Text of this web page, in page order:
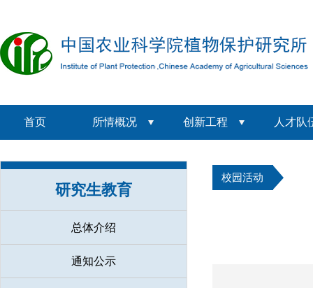
首页 所情概况 创新工程 人才队
研究生教育
总体介绍
通知公示
校园活动